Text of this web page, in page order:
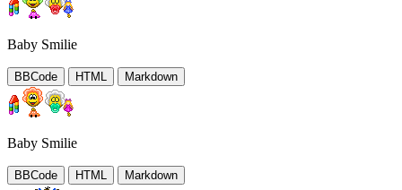
Baby Smilie
BBCode HTML Markdown
Baby Smilie
BBCode HTML Markdown